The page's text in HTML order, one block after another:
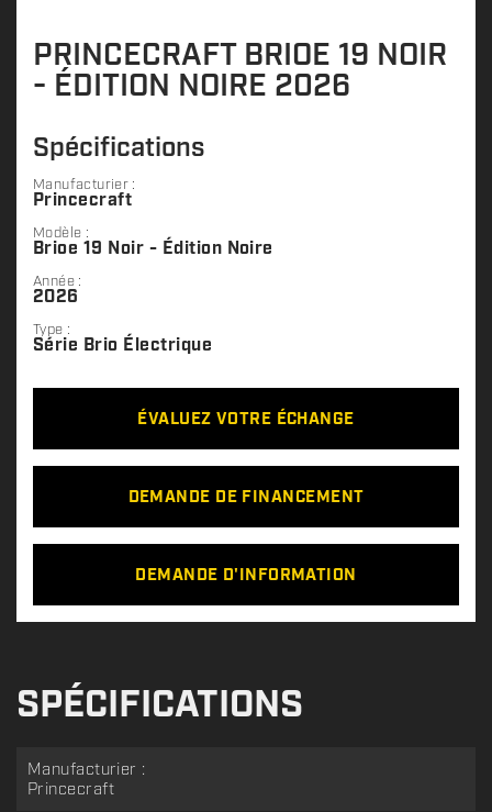
PRINCECRAFT BRIOE 19 NOIR
- ÉDITION NOIRE 2026
Spécifications
Manufacturier :
Princecraft
Modèle :
Brioe 19 Noir - Édition Noire
Année :
2026
Type :
Série Brio Électrique
ÉVALUEZ VOTRE ÉCHANGE
DEMANDE DE FINANCEMENT
DEMANDE D'INFORMATION
SPÉCIFICATIONS
Manufacturier :
Princecraft